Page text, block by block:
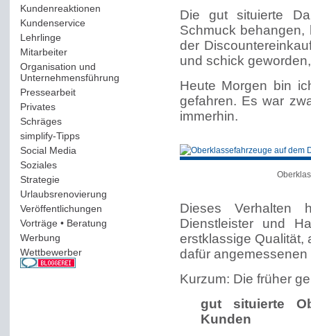
Kundenreaktionen
Kundenservice(178)
Lehrlinge(54)
Mitarbeiter(163)
Organisation und
Unternehmensführung
Pressearbeit(12)
Privates(193)
Schräges(161)
simplify-Tipps(123)
Social Media
Soziales(37)
Strategie(220)
Urlaubsrenovierung
Veröffentlichungen
Vorträge • Beratung
Werbung
Wettbewerber(61)
Die gut situierte
Schmuck
der
und schick
Heute Morgen bin
gefahren. Es war
immerhin.
Dieses Verhalten
Dienstleister und
erstklassige Qualität,
dafür
Kurzum: Die früher
gut situierte
Kunden